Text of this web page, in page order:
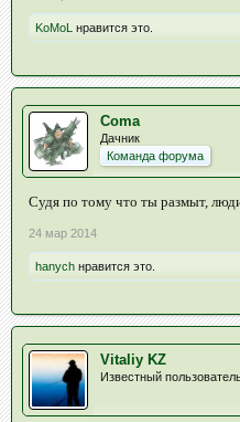
KoMoL нравится это.
Coma
Дачник
Команда форума
Судя по тому что ты размыт,
24 мар 2014
hanych нравится это.
Vitaliy KZ
Известный